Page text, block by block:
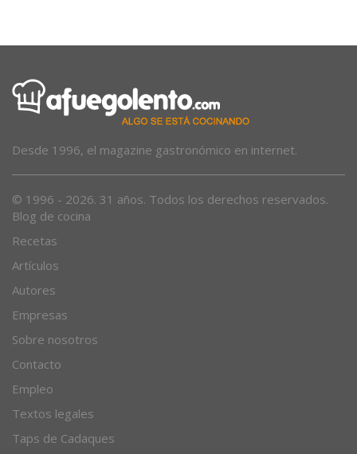
Blog de cocina
Recetas
Artículos
Autores
Empresas
Sobre nosotros
Contacto
Empleo
Textos legales